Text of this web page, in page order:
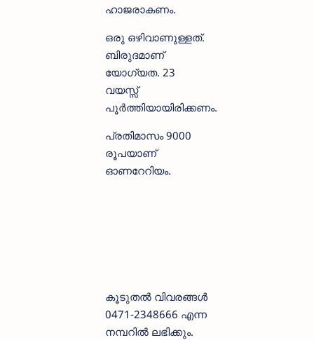
ഹാജരാകണം.
ഒരു ഒഴിവാണുള്ളത്.
ബിരുദമാണ്
യോഗ്യത. 23
വയസ്സ്
പൂർത്തിയായിരിക്കണം.
പ്രതിമാസം 9000
രൂപയാണ്
ഓണറേറിയം.
കൂടുതൽ വിവരങ്ങൾ
0471-2348666 എന്ന
നമ്പറിൽ ലഭിക്കും.